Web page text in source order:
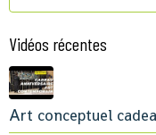
Vidéos récentes
Art conceptuel